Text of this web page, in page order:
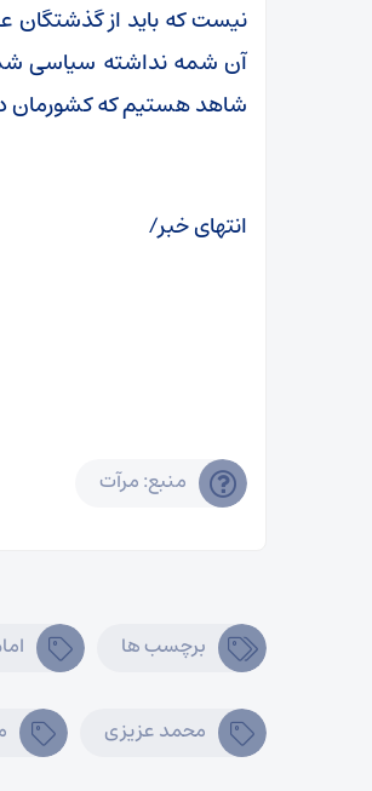
نیست که باید از گذشتگان
آن شمه نداشته سیاسی شما
شاهد هستیم که کشورمان
انتهای خبر/
منبع: مرآت
برچسب ها
محمد عزیزی